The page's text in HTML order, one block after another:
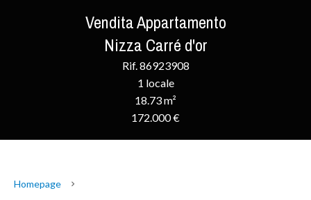
Vendita Appartamento
Nizza Carré d'or
Rif. 86923908
1 locale
18.73 m²
172.000 €
Homepage